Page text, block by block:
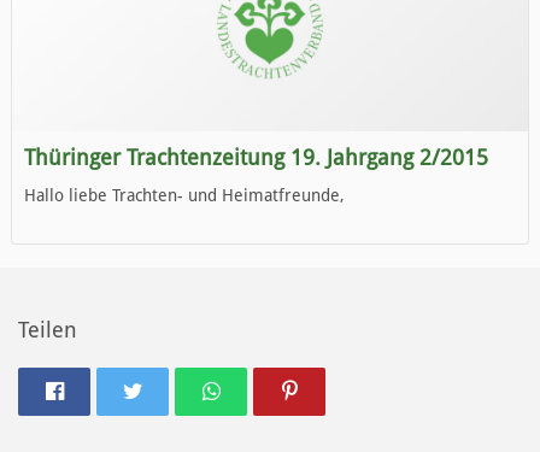
Thüringer Trachtenzeitung 19. Jahrgang 2/2015
Hallo liebe Trachten- und Heimatfreunde,
Teilen